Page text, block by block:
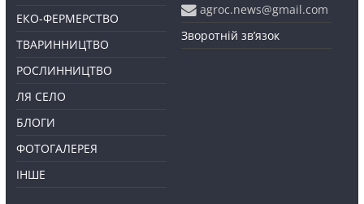
ЕКО-ФЕРМЕРСТВО
ТВАРИННИЦТВО
РОСЛИННИЦТВО
ЛЯ СЕЛО
БЛОГИ
ФОТОГАЛЕРЕЯ
ІНШЕ
agroc.news@gmail.com
Зворотній зв’язок